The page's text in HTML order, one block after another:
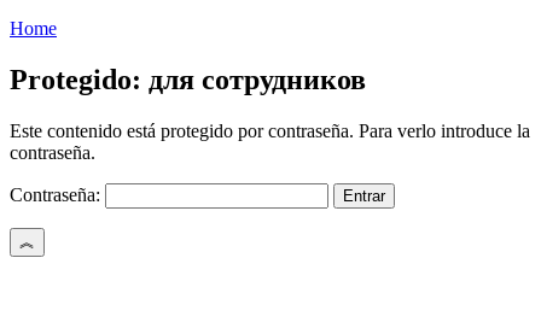
Home
Protegido: для сотрудников
Este contenido está protegido por contraseña. Para verlo introduce la
contraseña.
Contraseña: